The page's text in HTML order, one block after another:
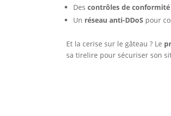
Descontrôles de conformité
Un réseau anti-DDoS pour
Et la cerise sur le gâteau ? Le
sa tirelire pour sécuriser son